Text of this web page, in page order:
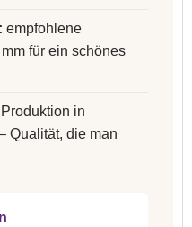
empfohlene
für ein schönes
Produktion in
Qualität, die man